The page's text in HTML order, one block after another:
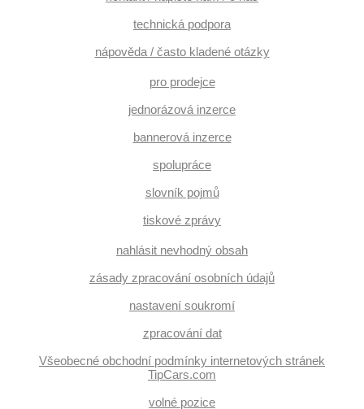
technická podpora
nápověda / často kladené otázky
pro prodejce
jednorázová inzerce
bannerová inzerce
spolupráce
slovník pojmů
tiskové zprávy
nahlásit nevhodný obsah
zásady zpracování osobních údajů
nastavení soukromí
zpracování dat
Všeobecné obchodní podmínky internetových stránek
TipCars.com
volné pozice